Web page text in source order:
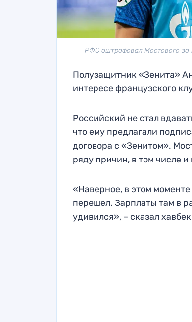
РФС оштрафовал Мостового за
Полузащитник «Зенита»
интересе французского
Российский не стал
что ему предлагали
договора с «Зенитом».
ряду причин, в том числе
«Наверное, в этом
перешел. Зарплаты там в
удивился», – сказал